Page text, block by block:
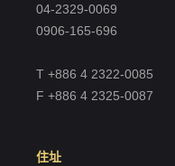
04-2329-0069
0906-165-696
T +886 4 2322-0085
F +886 4 2325-0087
住址